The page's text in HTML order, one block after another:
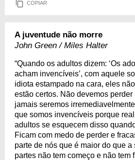
COPIAR
A juventude não morre
John Green / Miles Halter
“Quando os adultos dizem: ‘Os
acham invencíveis’, com aquele
idiota estampado na cara, eles
estão certos. Não devemos
jamais seremos
que somos invencíveis porque
adultos se esquecem disso
Ficam com medo de perder e
parte de nós que é maior do que a
partes não tem começo e não tem